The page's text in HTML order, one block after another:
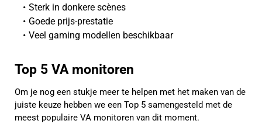
Sterk in donkere scènes
Goede prijs-prestatie
Veel gaming modellen beschikbaar
Top 5 VA monitoren
Om je nog een stukje meer te helpen met het maken van de
juiste keuze hebben we een Top 5 samengesteld met de
meest populaire VA monitoren van dit moment.